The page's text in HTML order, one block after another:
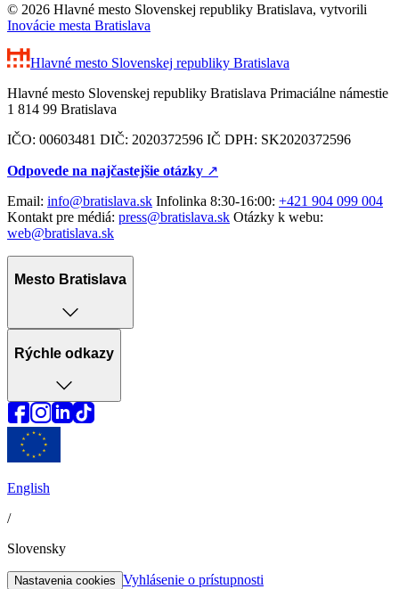
© 2026 Hlavné mesto Slovenskej republiky Bratislava, vytvorili
Inovácie mesta Bratislava
Hlavné mesto Slovenskej republiky Bratislava
Hlavné mesto Slovenskej republiky Bratislava Primaciálne námestie
1 814 99 Bratislava
IČO: 00603481 DIČ: 2020372596 IČ DPH: SK2020372596
Odpovede na najčastejšie otázky ↗︎
Email: info@bratislava.sk Infolinka 8:30-16:00: +421 904 099 004
Kontakt pre médiá: press@bratislava.sk Otázky k webu:
web@bratislava.sk
Mesto Bratislava
Rýchle odkazy
English
/
Slovensky
Nastavenia cookies Vyhlásenie o prístupnosti